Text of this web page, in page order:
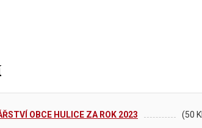
OBCE HULICE ZA ROK 2023
(50